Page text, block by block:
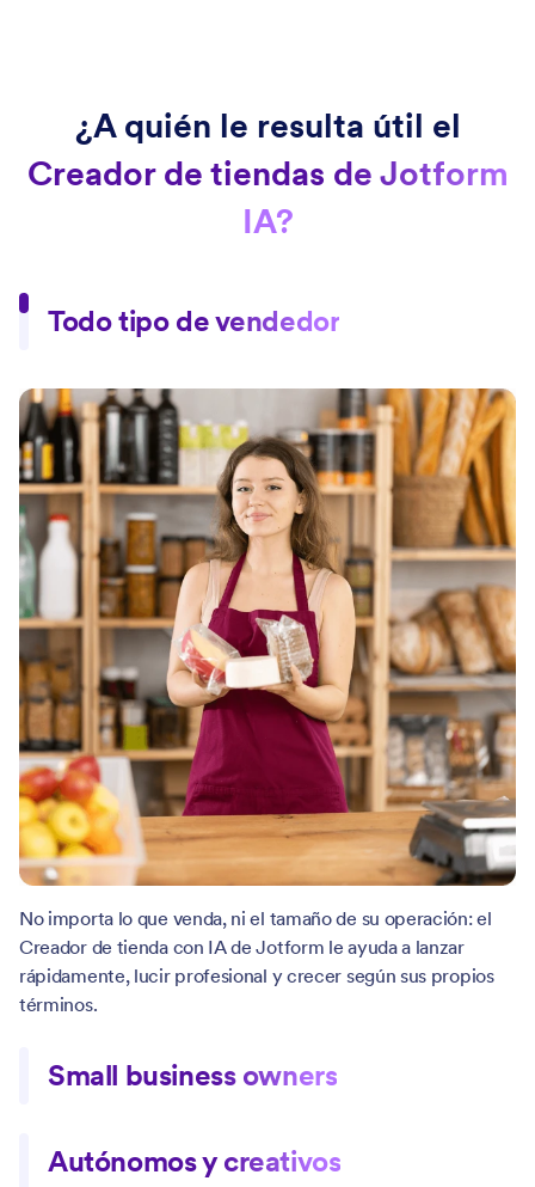
¿A quién le resulta útil el
Creador de tiendas de Jotform
IA?
Todo tipo de vendedor
No importa lo que venda, ni el tamaño de su operación: el
Creador de tienda con IA de Jotform le ayuda a lanzar
rápidamente, lucir profesional y crecer según sus propios
términos.
Small business owners
necesidad de conocimientos web ni desarrolladores
Autónomos y creativos